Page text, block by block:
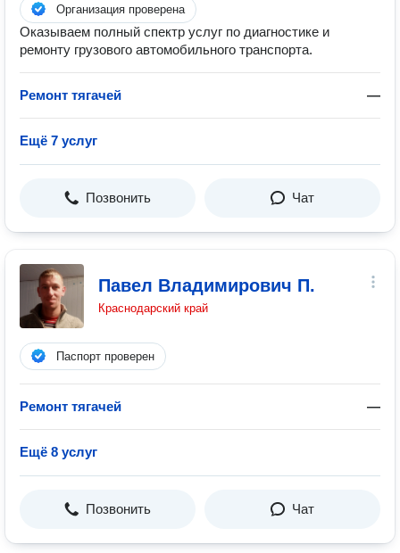
Организация проверена
Оказываем полный спектр услуг по диагностике и
ремонту грузового автомобильного транспорта.
Ремонт тягачей —
Ещё 7 услуг
Позвонить Чат
Павел Владимирович П.
Краснодарский край
Паспорт проверен
Ремонт тягачей —
Ещё 8 услуг
Позвонить Чат